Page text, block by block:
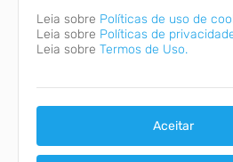
Leia sobre Políticas de uso de
Leia sobre Políticas de
Leia sobre Termos de Uso.
Aceitar